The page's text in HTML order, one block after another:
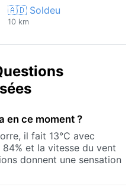
🇦🇩 Soldeu
10 km
en ce moment ?
il fait 13°C avec
et la vitesse du vent
donnent une sensation